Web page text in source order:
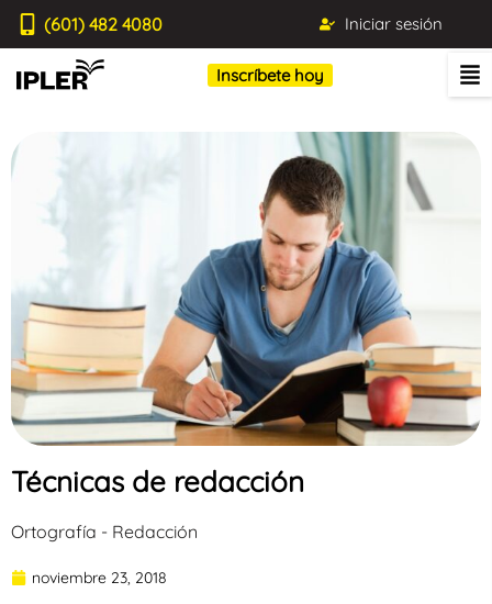
(601) 482 4080 Iniciar sesión
Inscríbete hoy
Técnicas de redacción
Ortografía - Redacción
noviembre 23, 2018